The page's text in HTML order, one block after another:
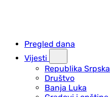
Pregled dana
Vijesti
Republika Srpska
Društvo
Banja Luka